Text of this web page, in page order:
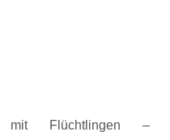
mit Flüchtlingen –